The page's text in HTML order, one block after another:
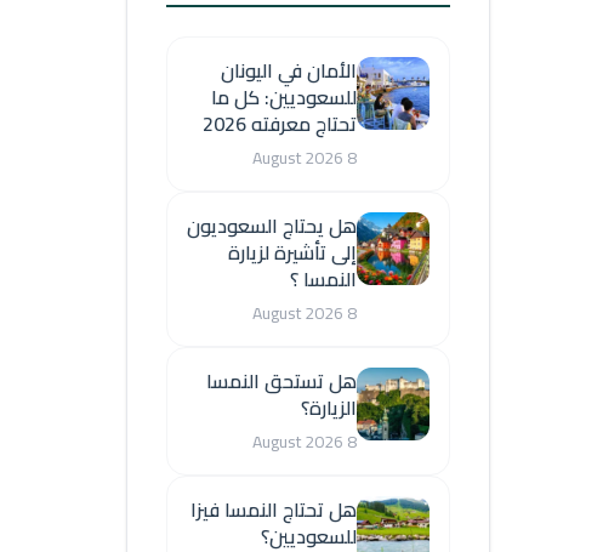
الأمان في اليونان
للسعوديين: كل ما
تحتاج معرفته 2026
8 August 2026
هل يحتاج السعوديون
إلى تأشيرة لزيارة
النمسا ؟
8 August 2026
هل تستحق النمسا
الزيارة؟
8 August 2026
هل تحتاج النمسا فيزا
للسعوديين؟